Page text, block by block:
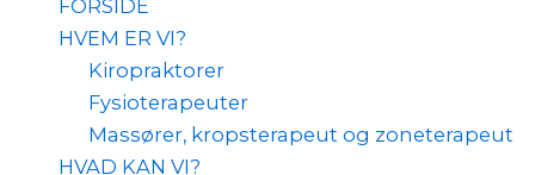
FORSIDE
HVEM ER VI?
Kiropraktorer
Fysioterapeuter
Massører, kropsterapeut og zoneterapeut
HVAD KAN VI?